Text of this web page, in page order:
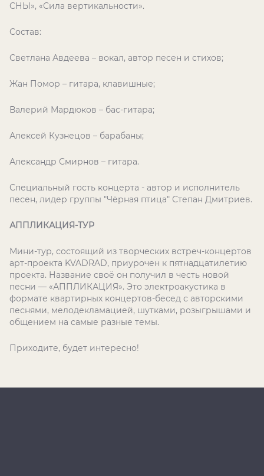
СНЫ», «Сила вертикальности».
Состав:
Светлана Авдеева – вокал, автор песен и стихов;
Жан Помор – гитара, клавишные;
Валерий Мардюков – бас-гитара;
Алексей Кузнецов – барабаны;
Александр Смирнов – гитара.
Специальный гость концерта - автор и исполнитель
песен, лидер группы "Чёрная птица" Степан Дмитриев.
АППЛИКАЦИЯ-ТУР
Мини-тур, состоящий из творческих встреч-концертов
арт-проекта KVADRAD, приурочен к пятнадцатилетию
проекта. Название своё он получил в честь новой
песни — «АППЛИКАЦИЯ». Это электроакустика в
формате квартирных концертов-бесед с авторскими
песнями, мелодекламацией, шутками, розыгрышами и
общением на самые разные темы.
Приходите, будет интересно!